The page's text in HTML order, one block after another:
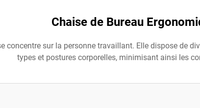
Chaise de Bureau
concentre sur la personne travaillant. Elle dispose de
types et postures corporelles, minimisant ainsi les